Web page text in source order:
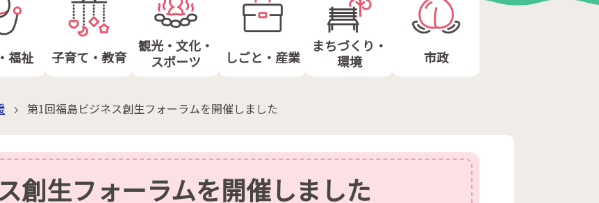
福祉 子育て・教育
観光・文化・
スポーツ
しごと・産業
まちづくり・
環境
市政
第1回福島ビジネス創生フォーラムを開催しました
創生フォーラムを開催しました